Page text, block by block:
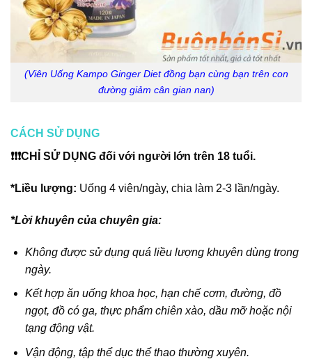
(Viên Uống Kampo Ginger Diet đồng bạn cùng bạn trên con
đường giảm cân gian nan)
CÁCH SỬ DỤNG
❗❗❗CHỈ SỬ DỤNG đối với người lớn trên 18 tuổi.
*Liều lượng: Uống 4 viên/ngày, chia làm 2-3 lần/ngày.
*Lời khuyên của chuyên gia:
Không được sử dụng quá liều lượng khuyên dùng trong
ngày.
Kết hợp ăn uống khoa học, hạn chế cơm, đường, đồ
ngọt, đồ có ga, thực phẩm chiên xào, dầu mỡ hoặc nội
tạng động vật.
Vận động, tập thể dục thể thao thường xuyên.